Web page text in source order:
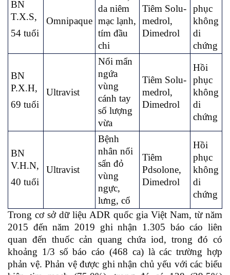
BN
T.X.S,
54 tuổi
Omnipaque
da niêm
mạc lạnh,
tím đầu
chi
Tiêm Solu-
medrol,
Dimedrol
phục
không
di
chứng
BN
P.X.H,
69 tuổi
Ultravist
Nổi mẩn
ngứa
vùng
cánh tay
số lượng
vừa
Tiêm Solu-
medrol,
Dimedrol
Hồi
phục
không
di
chứng
BN
V.H.N,
40 tuổi
Ultravist
Bệnh
nhân nổi
sẩn đỏ
vùng
ngực,
lưng, cổ
Tiêm
Pdsolone,
Dimedrol
Hồi
phục
không
di
chứng
Trong cơ sở dữ liệu ADR quốc gia Việt Nam, từ năm
2015 đến năm 2019 ghi nhận 1.305 báo cáo liên
quan đến thuốc cản quang chứa iod, trong đó có
khoảng 1/3 số báo cáo (468 ca) là các trường hợp
phản vệ. Phản vệ được ghi nhận chủ yếu với các biểu